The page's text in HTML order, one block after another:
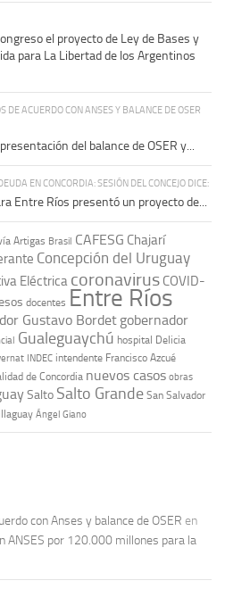
el proyecto de Ley de Bases y
para La Libertad de los Argentinos
DE ACUERDO CON ANSES Y BALANCE DE OSER
del balance de OSER y...
EN CONCORDIA: SESIÓN DEL CONCEJO DICE:
Entre Ríos presentó un proyecto de...
Artigas Brasil CAFESG Chajarí
Concepción del Uruguay
Eléctrica coronavirus COVID-
docentes Entre Ríos
Gustavo Bordet gobernador
Gualeguaychú hospital Delicia
INDEC intendente Francisco Azcué
de Concordia nuevos casos obras
Salto Salto Grande San Salvador
Ángel Giano
con Anses y balance de OSER en
ANSES por 120.000 millones para la